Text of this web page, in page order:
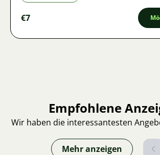
€7
Empfohlene
Wir haben die interessantesten
Mehr anzeigen